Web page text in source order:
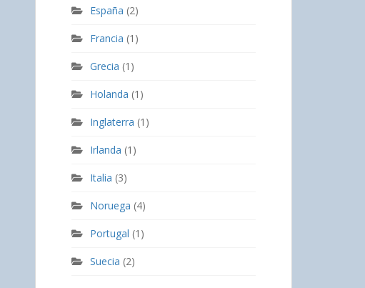
España (2)
Francia (1)
Grecia (1)
Holanda (1)
Inglaterra (1)
Irlanda (1)
Italia (3)
Noruega (4)
Portugal (1)
Suecia (2)